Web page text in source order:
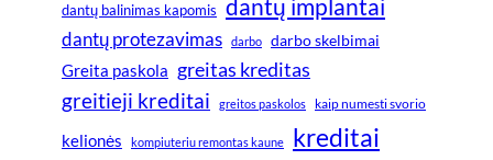
dantų balinimas kapomis dantų implantai
dantų protezavimas darbo darbo skelbimai
Greita paskola greitas kreditas
greitieji kreditai greitos paskolos kaip numesti svorio
kelionės kompiuteriu remontas kaune kreditai